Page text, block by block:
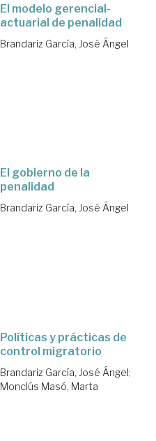
El modelo gerencial-
actuarial de penalidad
Brandariz García, José Ángel
El gobierno de la
penalidad
Brandariz García, José Ángel
Políticas y prácticas de
control migratorio
Brandariz García, José Ángel;
Monclús Masó, Marta